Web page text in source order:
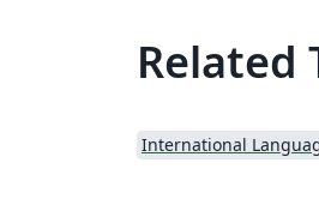
Related
International